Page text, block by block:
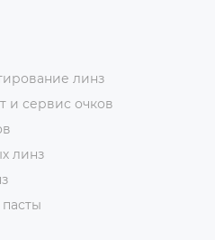
линз
и сервис очков
линз